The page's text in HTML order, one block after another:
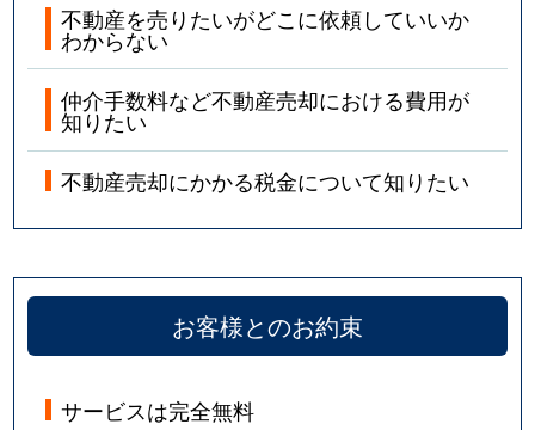
不動産を売りたいがどこに依頼していいか
わからない
仲介手数料など不動産売却における費用が
知りたい
不動産売却にかかる税金について知りたい
お客様とのお約束
サービスは完全無料